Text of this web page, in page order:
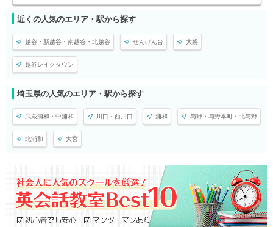
近くの人気のエリア・駅から探す
越谷・新越谷・南越谷・北越谷 せんげん台 大袋
越谷レイクタウン
埼玉県の人気のエリア・駅から探す
武蔵浦和・中浦和 川口・西川口 浦和 与野・与野本町・北与野
北浦和 大宮